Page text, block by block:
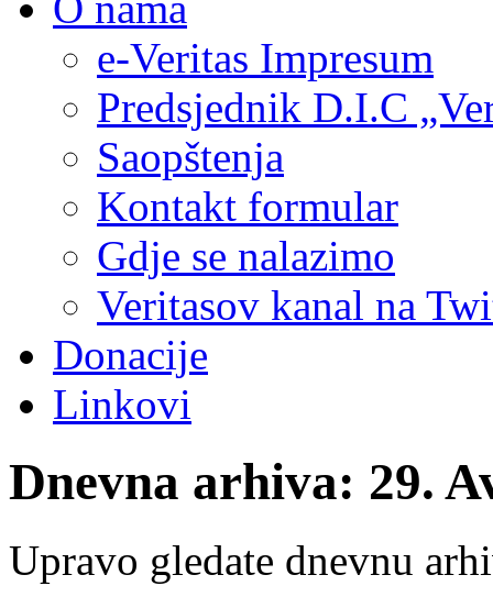
e-Veritas Impresum
Predsjednik D.I.C
Saopštenja
Kontakt formular
Gdje se nalazimo
Veritasov kanal na
Donacije
Linkovi
Dnevna arhiva: 29.
Upravo gledate dnevnu